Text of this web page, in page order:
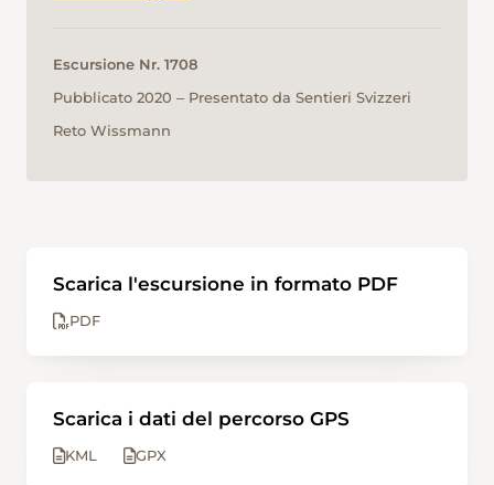
Escursione Nr. 1708
Pubblicato 2020 ‒ Presentato da Sentieri Svizzeri
Reto Wissmann
Scarica l'escursione in formato PDF
PDF
Scarica i dati del percorso GPS
KML GPX